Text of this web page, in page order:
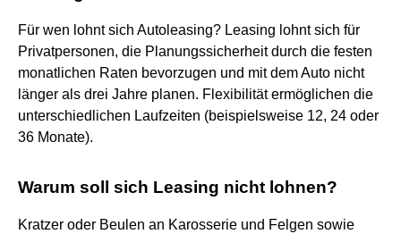
Für wen lohnt sich Autoleasing? Leasing lohnt sich für
Privatpersonen, die Planungssicherheit durch die festen
monatlichen Raten bevorzugen und mit dem Auto nicht
länger als drei Jahre planen. Flexibilität ermöglichen die
unterschiedlichen Laufzeiten (beispielsweise 12, 24 oder
36 Monate).
Warum soll sich Leasing nicht lohnen?
Kratzer oder Beulen an Karosserie und Felgen sowie